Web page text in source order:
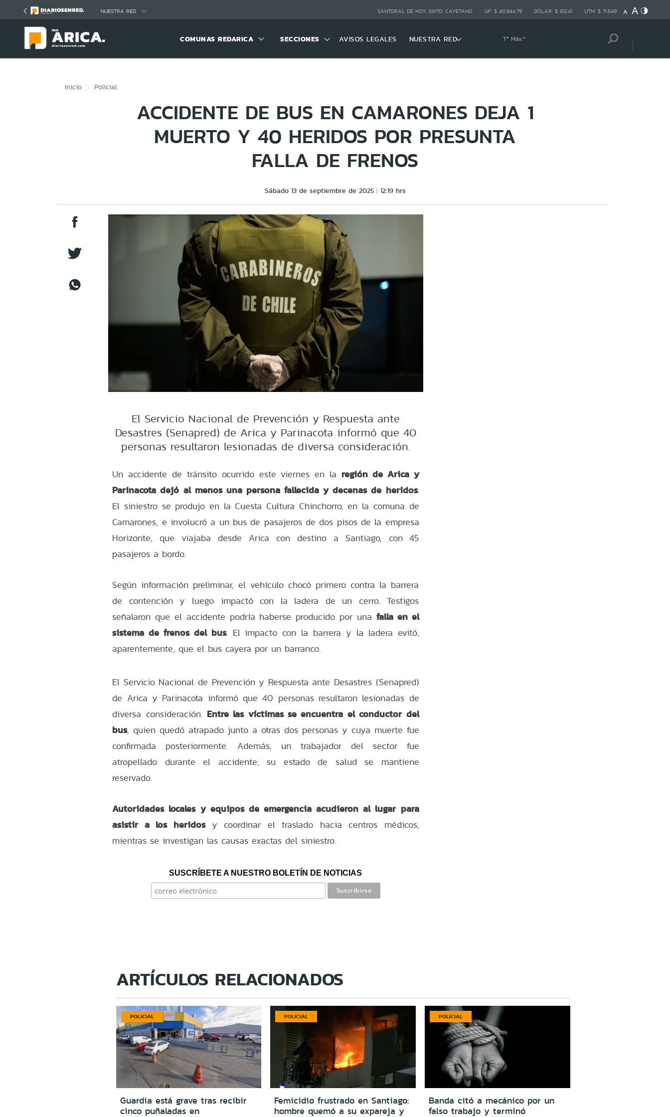
NUESTRA RED SANTORAL DE HOY: SIXTO, CAYETANO UF: $ 40.844,79 DÓLAR: $ 912,41 UTM: $ 71.649
COMUNAS REDARICA SECCIONES AVISOS LEGALES NUESTRA RED Tª Máx:º
Inicio Policial
ACCIDENTE DE BUS EN CAMARONES DEJA 1
MUERTO Y 40 HERIDOS POR PRESUNTA
FALLA DE FRENOS
Sábado 13 de septiembre de 2025 12:19 hrs
El Servicio Nacional de Prevención y Respuesta ante
Desastres (Senapred) de Arica y Parinacota informó que 40
personas resultaron lesionadas de diversa consideración.
Un accidente de tránsito ocurrido este viernes en la región de Arica y
Parinacota dejó al menos una persona fallecida y decenas de heridos.
El siniestro se produjo en la Cuesta Cultura Chinchorro, en la comuna de
Camarones, e involucró a un bus de pasajeros de dos pisos de la empresa
Horizonte, que viajaba desde Arica con destino a Santiago, con 45
pasajeros a bordo.
Según información preliminar, el vehículo chocó primero contra la barrera
de contención y luego impactó con la ladera de un cerro. Testigos
señalaron que el accidente podría haberse producido por una falla en el
sistema de frenos del bus. El impacto con la barrera y la ladera evitó,
aparentemente, que el bus cayera por un barranco.
El Servicio Nacional de Prevención y Respuesta ante Desastres (Senapred)
de Arica y Parinacota informó que 40 personas resultaron lesionadas de
diversa consideración. Entre las víctimas se encuentra el conductor del
bus, quien quedó atrapado junto a otras dos personas y cuya muerte fue
confirmada posteriormente. Además, un trabajador del sector fue
atropellado durante el accidente; su estado de salud se mantiene
reservado.
Autoridades locales y equipos de emergencia acudieron al lugar para
asistir a los heridos y coordinar el traslado hacia centros médicos,
mientras se investigan las causas exactas del siniestro.
SUSCRÍBETE A NUESTRO BOLETÍN DE NOTICIAS
ARTÍCULOS RELACIONADOS
POLICIAL
Guardia está grave tras recibir
cinco puñaladas en
POLICIAL
Femicidio frustrado en Santiago:
hombre quemó a su expareja y
POLICIAL
Banda citó a mecánico por un
falso trabajo y terminó